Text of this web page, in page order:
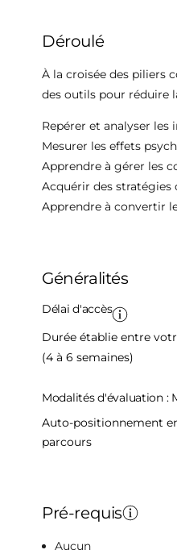
Déroulé
À la croisée des piliers
des outils pour réduire
Repérer et analyser
Mesurer les effets
Apprendre à gérer les
Acquérir des stratégies
Apprendre à convertir
Généralités
Délai d'accès
Durée établie entre
(4 à 6 semaines)
Modalités d'évaluation :
Auto-positionnement
parcours
Pré-requis
Aucun